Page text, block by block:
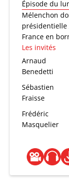
Épisode du
Mélenchon
présidentielle
France en
Les invités
Arnaud
Benedetti
Sébastien
Fraisse
Frédéric
Masquelier